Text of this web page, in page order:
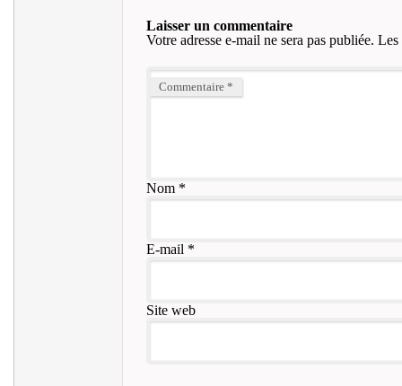
Laisser un commentaire
Votre adresse e-mail ne sera pas publiée. Les
Commentaire *
Nom*
E-mail *
Site web